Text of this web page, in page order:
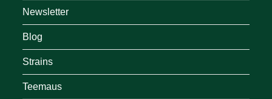
Newsletter
Blog
Strains
Teemaus